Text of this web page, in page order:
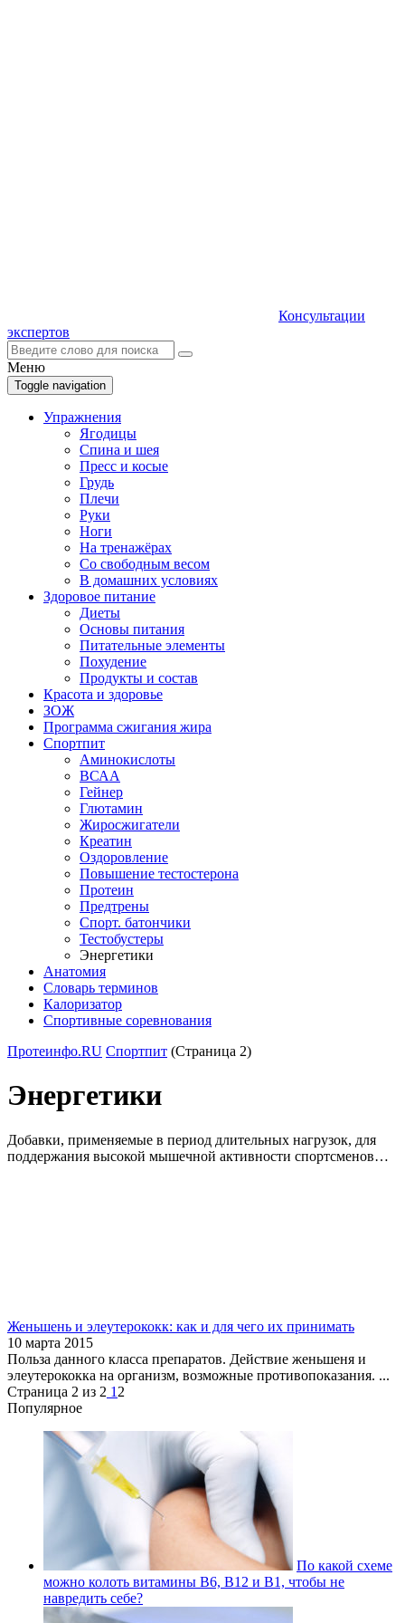
Консультации
экспертов
Меню
Toggle navigation
Упражнения
Ягодицы
Спина и шея
Пресс и косые
Грудь
Плечи
Руки
Ноги
На тренажёрах
Со свободным весом
В домашних условиях
Здоровое питание
Диеты
Основы питания
Питательные элементы
Похудение
Продукты и состав
Красота и здоровье
ЗОЖ
Программа сжигания жира
Спортпит
Аминокислоты
ВСАА
Гейнер
Глютамин
Жиросжигатели
Креатин
Оздоровление
Повышение тестостерона
Протеин
Предтрены
Спорт. батончики
Тестобустеры
Энергетики
Анатомия
Словарь терминов
Калоризатор
Спортивные соревнования
Протеинфо.RU Спортпит (Страница 2)
Энергетики
Добавки, применяемые в период длительных нагрузок, для
поддержания высокой мышечной активности спортсменов…
Женьшень и элеутерококк: как и для чего их принимать
10 марта 2015
Польза данного класса препаратов. Действие женьшеня и
элеутерококка на организм, возможные противопоказания. ...
Страница 2 из 2 1 2
Популярное
По какой схеме
можно колоть витамины В6, В12 и В1, чтобы не
навредить себе?